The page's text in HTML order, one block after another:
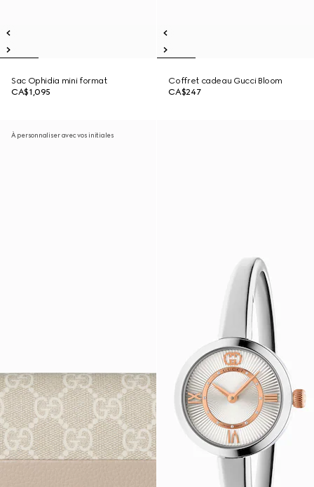
Sac Ophidia mini format
CA$1,095
Coffret cadeau Gucci Bloom
CA$247
À personnaliser avec vos initiales